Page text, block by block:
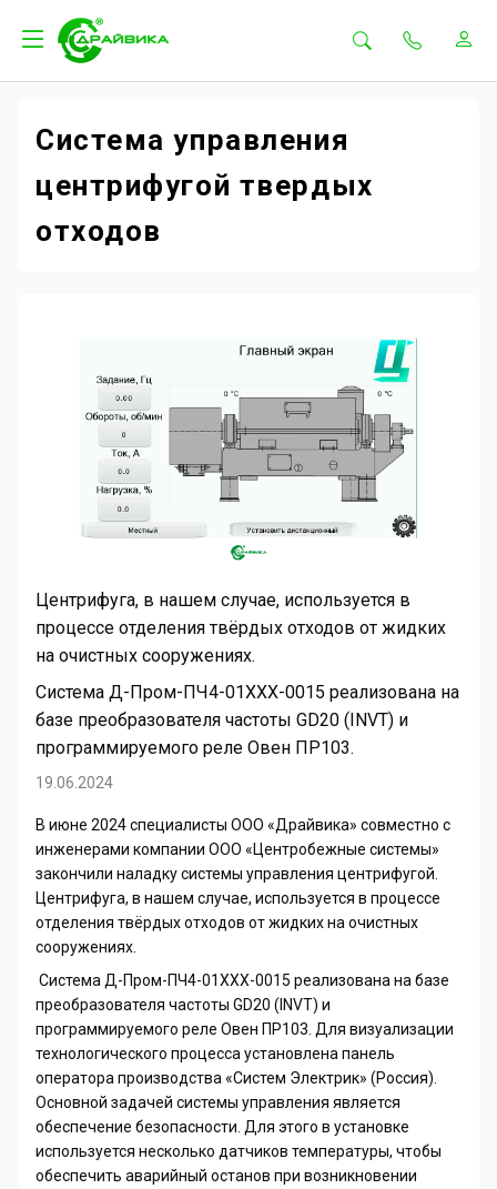
Система управления
центрифугой твердых
отходов
Центрифуга, в нашем случае, используется в
процессе отделения твёрдых отходов от жидких
на очистных сооружениях.
Система Д-Пром-ПЧ4-01ХХХ-0015 реализована на
базе преобразователя частоты GD20 (INVT) и
программируемого реле Овен ПР103.
19.06.2024
В июне 2024 специалисты ООО «Драйвика» совместно с
инженерами компании ООО «Центробежные системы»
закончили наладку системы управления центрифугой.
Центрифуга, в нашем случае, используется в процессе
отделения твёрдых отходов от жидких на очистных
сооружениях.
Система Д-Пром-ПЧ4-01ХХХ-0015 реализована на базе
преобразователя частоты GD20 ( INVT) и
программируемого реле Овен ПР103. Для визуализации
технологического процесса установлена панель
оператора производства «Систем Электрик» (Россия).
Основной задачей системы управления является
обеспечение безопасности. Для этого в установке
используется несколько датчиков температуры, чтобы
обеспечить аварийный останов при возникновении